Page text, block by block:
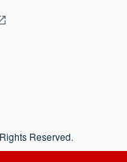
Reserved.